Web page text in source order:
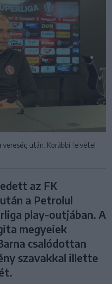
vereség után. Korábbi felvétel
az FK
a Petrolul
play-outjában. A
megyeiek
csalódottan
szavakkal illette